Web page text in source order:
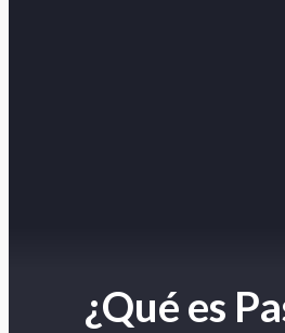
¿Qué es